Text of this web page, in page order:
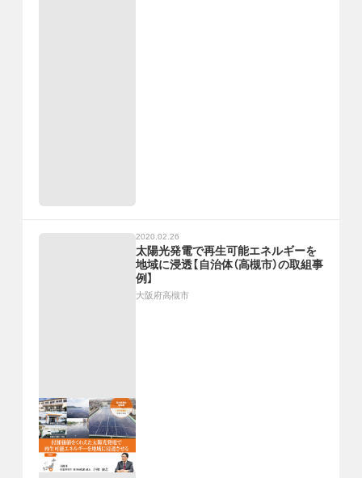
2020.02.26
太陽光発電で再生可能エネルギーを
地域に浸透【自治体（高槻市）の取組事
例】
大阪府高槻市